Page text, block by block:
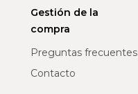
Gestión de la
compra
Preguntas frecuentes
Contacto